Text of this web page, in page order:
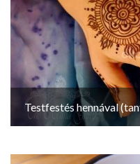
Testfestés hennával